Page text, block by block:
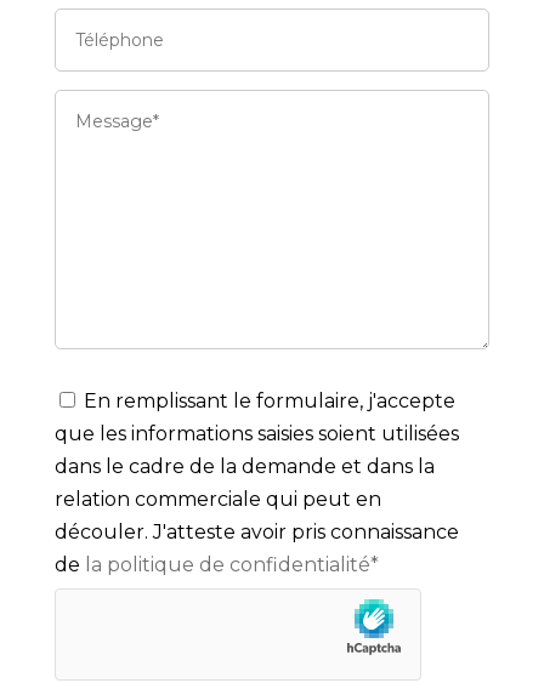
En remplissant le formulaire, j'accepte
que les informations saisies soient utilisées
dans le cadre de la demande et dans la
relation commerciale qui peut en
découler. J'atteste avoir pris connaissance
de la politique de confidentialité*